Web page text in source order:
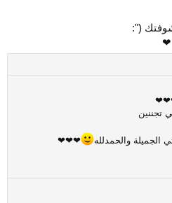
(":
❤
تجننين
الجميلة والحمدلله
❤❤❤